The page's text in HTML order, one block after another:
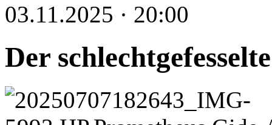
03.11.2025 · 20:00
Der